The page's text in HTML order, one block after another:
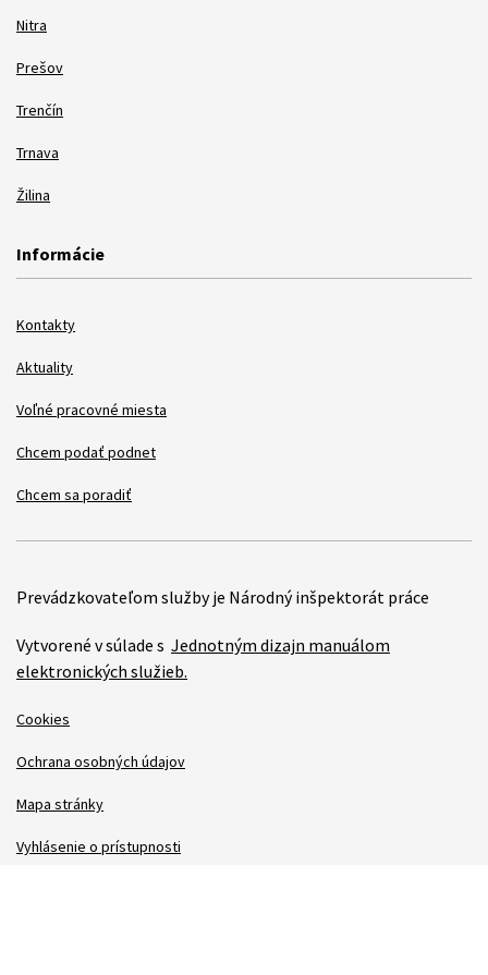
Nitra
Prešov
Trenčín
Trnava
Žilina
Informácie
Kontakty
Aktuality
Voľné pracovné miesta
Chcem podať podnet
Chcem sa poradiť
Prevádzkovateľom služby je Národný inšpektorát práce
Vytvorené v súlade s Jednotným dizajn manuálom
elektronických služieb.
Cookies
Ochrana osobných údajov
Mapa stránky
Vyhlásenie o prístupnosti